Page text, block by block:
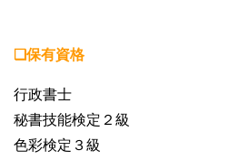
❏保有資格
行政書士
秘書技能検定２級
色彩検定３級